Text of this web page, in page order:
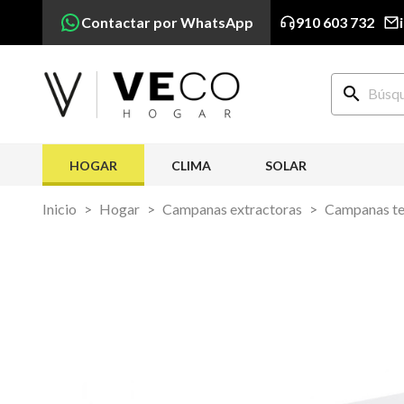
Contactar por WhatsApp 910 603 732
search
HOGAR CLIMA SOLAR
Inicio Hogar Campanas extractoras Campanas